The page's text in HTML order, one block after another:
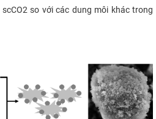
scCO2 so với các dung môi khác trong